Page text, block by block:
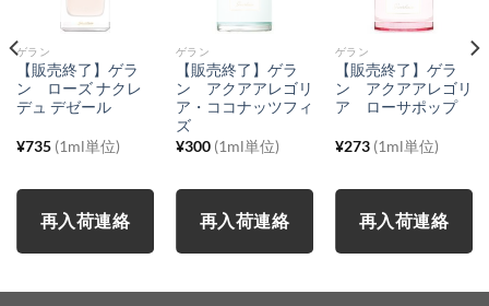
ゲラン
【販売終了】ゲラ
ン ローズ ナクレ
デュ デゼール
¥735 (1ml単位)
再入荷連絡
ゲラン
【販売終了】ゲラ
ン アクアアレゴリ
ア・ココナッツフィ
ズ
¥300 (1ml単位)
再入荷連絡
ゲラン
【販売終了】ゲラ
ン アクアアレゴリ
ア ローサポップ
¥273 (1ml単位)
再入荷連絡